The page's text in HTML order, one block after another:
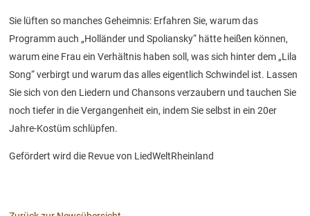
Sie lüften so manches Geheimnis: Erfahren Sie, warum das
Programm auch „Holländer und Spoliansky“ hätte heißen können,
warum eine Frau ein Verhältnis haben soll, was sich hinter dem „Lila
Song“ verbirgt und warum das alles eigentlich Schwindel ist. Lassen
Sie sich von den Liedern und Chansons verzaubern und tauchen Sie
noch tiefer in die Vergangenheit ein, indem Sie selbst in ein 20er
Jahre-Kostüm schlüpfen.
Gefördert wird die Revue von LiedWeltRheinland